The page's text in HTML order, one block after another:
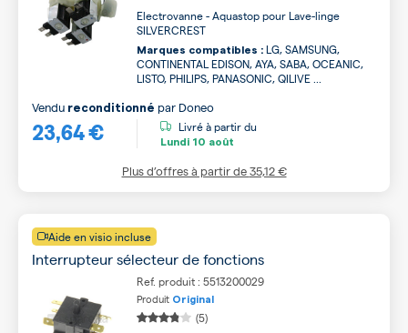
Electrovanne - Aquastop pour Lave-linge
SILVERCREST
Marques compatibles : LG, SAMSUNG,
CONTINENTAL EDISON, AYA, SABA, OCEANIC,
LISTO, PHILIPS, PANASONIC, QILIVE ...
23,64 €
Vendu reconditionné par Doneo
Livré à partir du
Lundi 10 août
Plus d’offres à partir de35,12 €
Aide en visio incluse
Interrupteur sélecteur de fonctions
Ref. produit : 5513200029
Produit Original
(5)